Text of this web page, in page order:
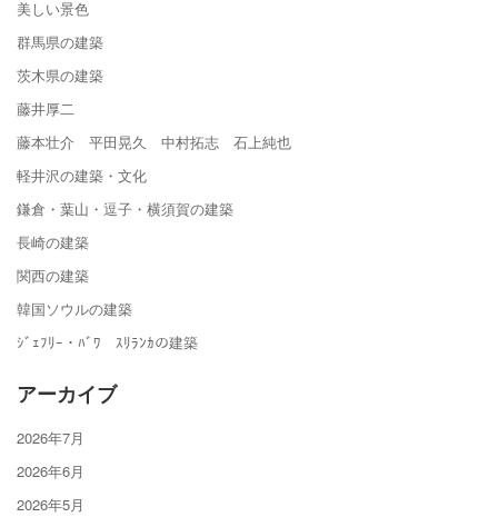
美しい景色
群馬県の建築
茨木県の建築
藤井厚二
藤本壮介 平田晃久 中村拓志 石上純也
軽井沢の建築・文化
鎌倉・葉山・逗子・横須賀の建築
長崎の建築
関西の建築
韓国ソウルの建築
ｼﾞｪﾌﾘｰ・ﾊﾞﾜ ｽﾘﾗﾝｶの建築
アーカイブ
2026年7月
2026年6月
2026年5月